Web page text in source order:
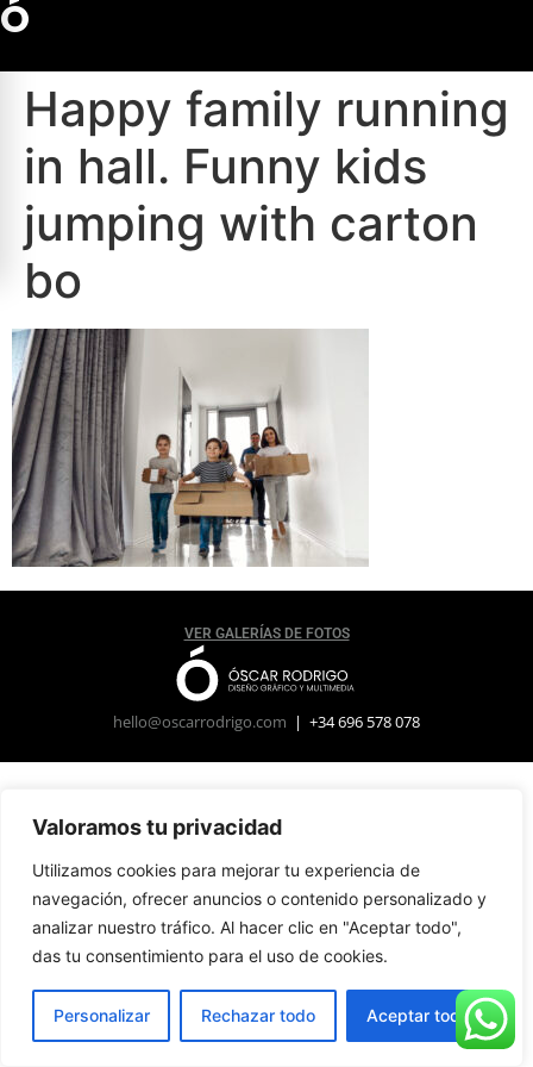
Valoramos tu privacidad
Utilizamos cookies para mejorar tu experiencia de
navegación, ofrecer anuncios o contenido personalizado y
analizar nuestro tráfico. Al hacer clic en "Aceptar todo",
das tu consentimiento para el uso de cookies.
Personalizar Rechazar todo Aceptar todo
Ó
Happy family running
in hall. Funny kids
jumping with carton
bo
VER GALERÍAS DE FOTOS
hello@oscarrodrigo.com | +34 696 578 078